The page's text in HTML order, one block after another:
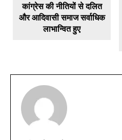
कांग्रेस की नीतियों से दलित
और आदिवासी समाज सर्वाधिक
लाभान्वित हुए